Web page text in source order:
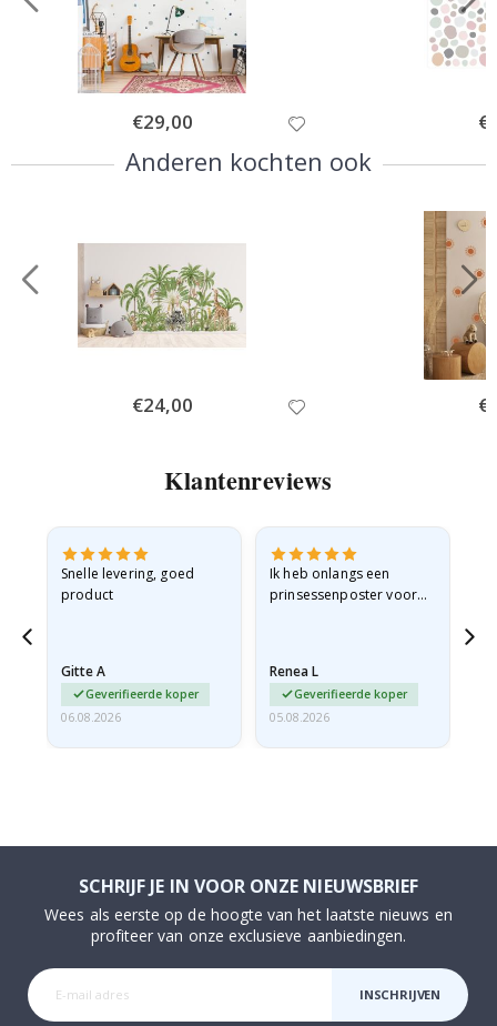
Special
Price
€29,00
Anderen kochten ook
Special
Price
€24,00
Klantenreviews
Snelle levering, goed
product
Gitte A
Geverifieerde koper
06.08.2026
Ik heb onlangs een
prinsessenposter voor
licht…
Renea L
Geverifieerde koper
05.08.2026
SCHRIJF JE IN VOOR ONZE NIEUWSBRIEF
Wees als eerste op de hoogte van het laatste nieuws en
profiteer van onze exclusieve aanbiedingen.
INSCHRIJVEN